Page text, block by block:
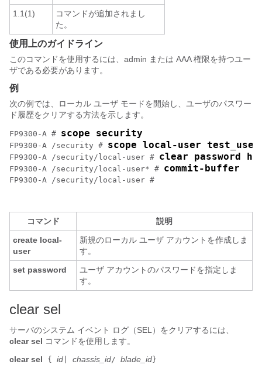
1.1(1)
コマンドが追加されまし
た。
使用上のガイドライン
このコマンドを使用するには、admin または AAA 権限を持つユー
ザである必要があります。
例
次の例では、ローカル ユーザ モードを開始し、ユーザのパスワー
ド履歴をクリアする方法を示します。
FP9300-A # scope security
FP9300-A /security # scope local-user test_user
FP9300-A /security/local-user # clear password
FP9300-A /security/local-user* # commit-buffer
FP9300-A /security/local-user #
コマンド
説明
create local-
user
新規のローカル ユーザ アカウントを作成しま
す。
set password
ユーザ アカウントのパスワードを指定しま
す。
clear sel
サーバのシステム イベント ログ（SEL）をクリアするには、
clear sel コマンドを使用します。
clear sel
{ id chassis_id/ blade_id }